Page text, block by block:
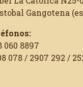
Gangotena
060 8897
078 / 2907 292 /